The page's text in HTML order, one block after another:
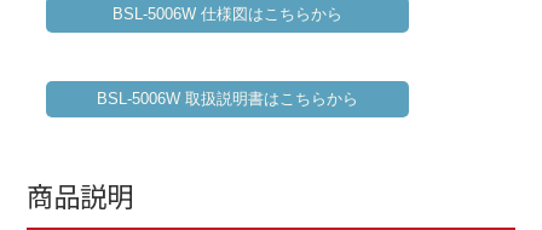
BSL-5006W 仕様図はこちらから
BSL-5006W 取扱説明書はこちらから
商品説明